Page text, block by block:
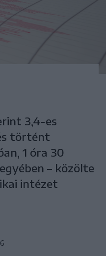
3,4-es
történt
1 óra 30
– közölte
intézet